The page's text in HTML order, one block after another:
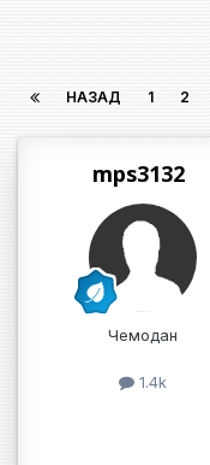
НАЗАД 1 2
mps3132
Чемодан
1.4k